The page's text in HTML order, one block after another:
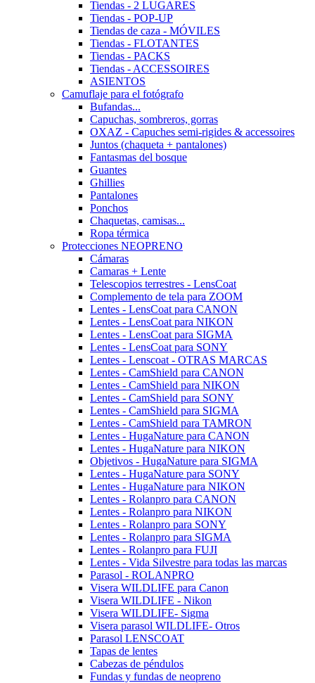
Tiendas - 2 LUGARES
Tiendas - POP-UP
Tiendas de caza - MÓVILES
Tiendas - FLOTANTES
Tiendas - PACKS
Tiendas - ACCESSOIRES
ASIENTOS
Camuflaje para el fotógrafo
Bufandas...
Capuchas, sombreros, gorras
OXAZ - Capuches semi-rigides & accessoires
Juntos (chaqueta + pantalones)
Fantasmas del bosque
Guantes
Ghillies
Pantalones
Ponchos
Chaquetas, camisas...
Ropa térmica
Protecciones NEOPRENO
Cámaras
Camaras + Lente
Telescopios terrestres - LensCoat
Complemento de tela para ZOOM
Lentes - LensCoat para CANON
Lentes - LensCoat para NIKON
Lentes - LensCoat para SIGMA
Lentes - LensCoat para SONY
Lentes - Lenscoat - OTRAS MARCAS
Lentes - CamShield para CANON
Lentes - CamShield para NIKON
Lentes - CamShield para SONY
Lentes - CamShield para SIGMA
Lentes - CamShield para TAMRON
Lentes - HugaNature para CANON
Lentes - HugaNature para NIKON
Objetivos - HugaNature para SIGMA
Lentes - HugaNature para SONY
Lentes - HugaNature para NIKON
Lentes - Rolanpro para CANON
Lentes - Rolanpro para NIKON
Lentes - Rolanpro para SONY
Lentes - Rolanpro para SIGMA
Lentes - Rolanpro para FUJI
Lentes - Vida Silvestre para todas las marcas
Parasol - ROLANPRO
Visera WILDLIFE para Canon
Visera WILDLIFE - Nikon
Visera WILDLIFE- Sigma
Visera parasol WILDLIFE- Otros
Parasol LENSCOAT
Tapas de lentes
Cabezas de péndulos
Fundas y fundas de neopreno